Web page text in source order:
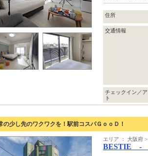
住所
交通情報
チェックイン／
ト
の少し先のワクワクを！駅前コスパＧｏｏＤ！
エリア ： 大阪府
BESTIE -